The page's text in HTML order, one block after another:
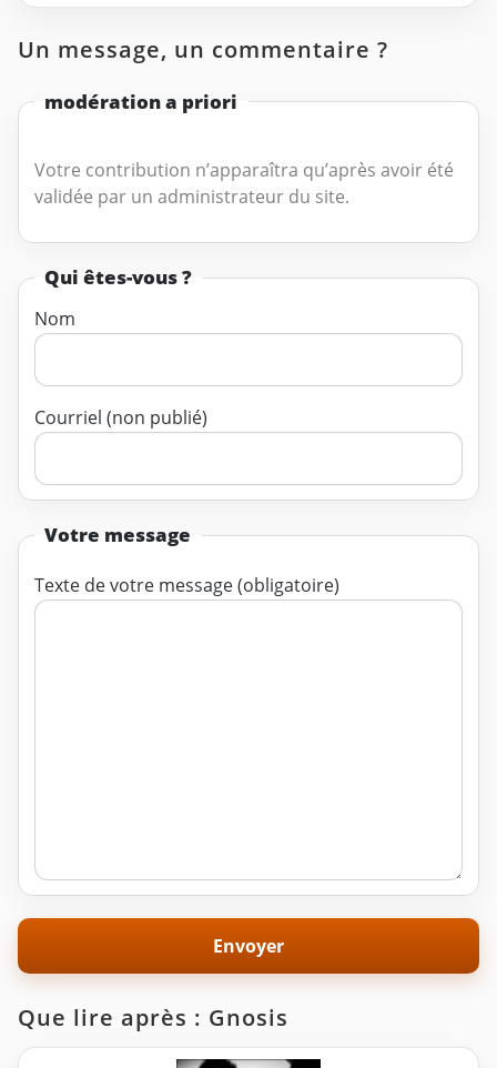
Un message, un commentaire ?
modération a priori
Votre contribution n’apparaîtra qu’après avoir été
validée par un administrateur du site.
Qui êtes-vous ?
Nom
Courriel (non publié)
Votre message
Texte de votre message (obligatoire)
Que lire après : Gnosis